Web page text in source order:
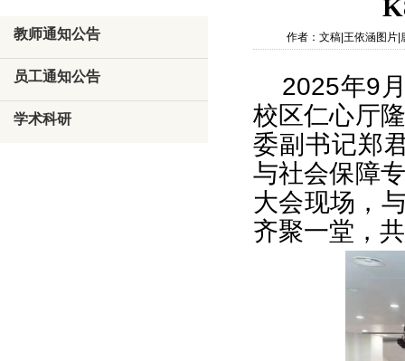
教师通知公告
员工通知公告
学术科研
作者：文稿|王依涵图片
2025年9
校区仁心厅
委副书记郑
与社会保障
大会现场，
齐聚一堂，